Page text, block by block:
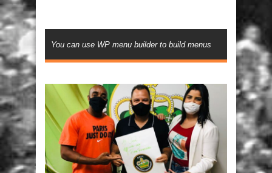
You can use WP menu builder to build menus